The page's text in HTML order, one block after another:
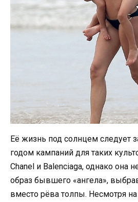
Её жизнь под солнцем следует
годом кампаний для таких
Chanel и Balenciaga, однако она
образ бывшего «ангела»,
вместо рёва толпы. Несмотря